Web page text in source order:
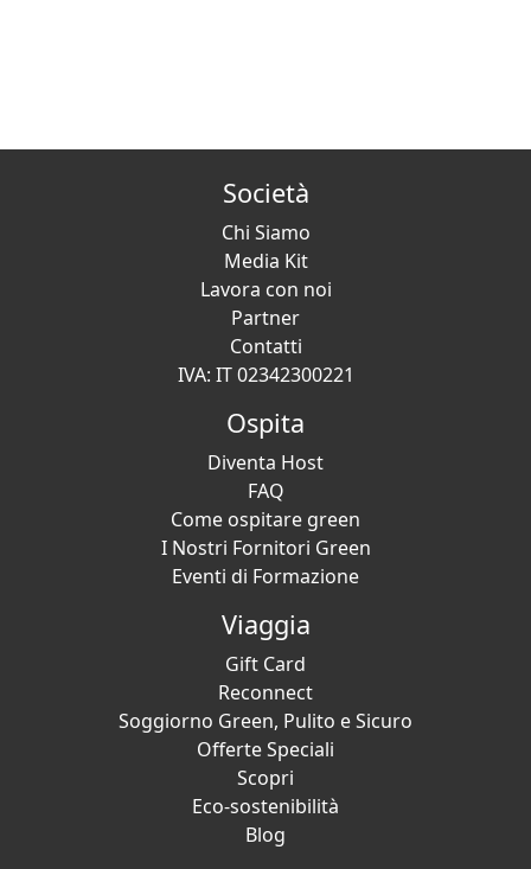
Società
Chi Siamo
Media Kit
Lavora con noi
Partner
Contatti
IVA: IT 02342300221
Ospita
Diventa Host
FAQ
Come ospitare green
I Nostri Fornitori Green
Eventi di Formazione
Viaggia
Gift Card
Reconnect
Soggiorno Green, Pulito e Sicuro
Offerte Speciali
Scopri
Eco-sostenibilità
Blog